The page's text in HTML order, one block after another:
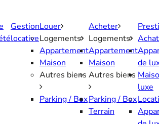
Gestion
locative
Louer
Logements
Appartement
Maison
Autres biens
Parking / Box
Acheter
Logements
Appartement
Maison
Autres biens
Parking / Box
Terrain
Achat
de
luxe